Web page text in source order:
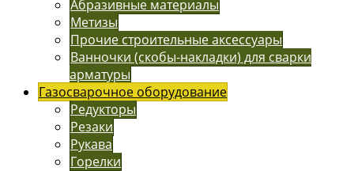
Абразивные материалы
Метизы
Прочие строительные аксессуары
Ванночки (скобы-накладки) для сварки
арматуры
Газосварочное оборудование
Редукторы
Резаки
Рукава
Горелки